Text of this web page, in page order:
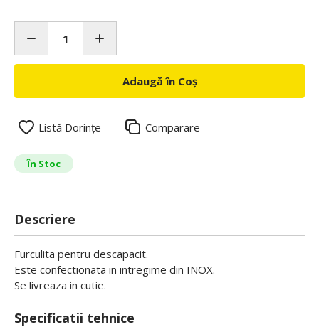
Adaugă în Coș
Listă Dorințe Comparare
În Stoc
Descriere
Furculita pentru descapacit.
Este confectionata in intregime din INOX.
Se livreaza in cutie.
Specificatii tehnice